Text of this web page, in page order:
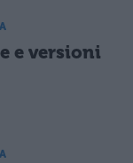
e versioni